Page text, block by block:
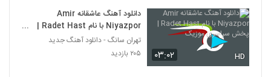
۰۳:۰۲ HD
دانلود آهنگ عاشقانه Amir
Niyazpor با نام Radet Hast |
پخش سراسری موزیک
تهران سانگ - دانلود آهنگ جدید
۲۰۵ بازدید